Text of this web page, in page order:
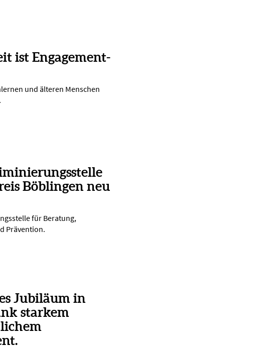
ist Engagement-
und älteren Menschen
Böblingen neu
für Beratung,
Prävention.
Jubiläum in
starkem